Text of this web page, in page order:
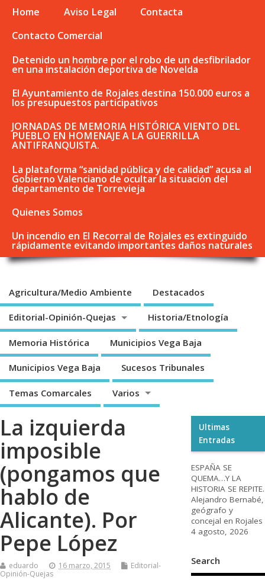
Home Aviso Legal
Contacta
Contacto Comercial
Detenido un hombre por el robo de un desfibrilador
en una instalación deportiva de Novelda
El Ayuntamiento de Rojales destina 150.000 euros a
los presupuestos participativos
JORNADAS DE MEMORIA HISTÓRICA VIENTO DEL
PUEBLO EN HOMENAJE A LA GUERRILLA
ANTIFRANQUISTA.
La plataforma “sanidad pública y de calidad” acusa al
Gobierno Valenciano de ocultar la situación del
departamento de Torrevieja
Quienes Somos
Un incendio en El Recorral de Rojales es extinguido
rápidamente evitando importantes daños naturales
Agricultura/Medio Ambiente Destacados
Editorial-Opinión-Quejas Historia/Etnología
Memoria Histórica Municipios Vega Baja
Municipios Vega Baja Sucesos Tribunales
Temas Comarcales Varios
La izquierda
imposible
(pongamos que
hablo de
Alicante). Por
Pepe López
eduardo 16 marzo, 2015
Editorial-
Opinión-Quejas
Ultimas
Entradas
ESPAÑA SE
QUEMA…Y LA
HISTORIA SE REPITE.
Alejandro Bernabé,
geógrafo y
concejal en Rojales
4 agosto, 2026
Search